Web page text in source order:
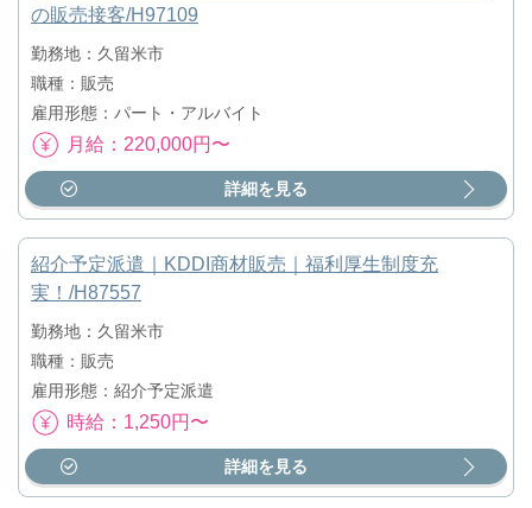
の販売接客/H97109
勤務地：久留米市
職種：販売
雇用形態：パート・アルバイト
月給：220,000円〜
詳細を見る
紹介予定派遣｜KDDI商材販売｜福利厚生制度充
実！/H87557
勤務地：久留米市
職種：販売
雇用形態：紹介予定派遣
時給：1,250円〜
詳細を見る